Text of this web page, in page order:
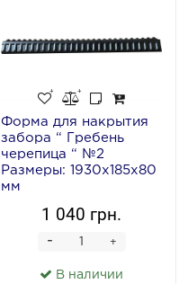
Форма для накрытия
забора “ Гребень
черепица “ №2
Размеры: 1930х185х80
мм
1 040 грн.
+
-
В наличии